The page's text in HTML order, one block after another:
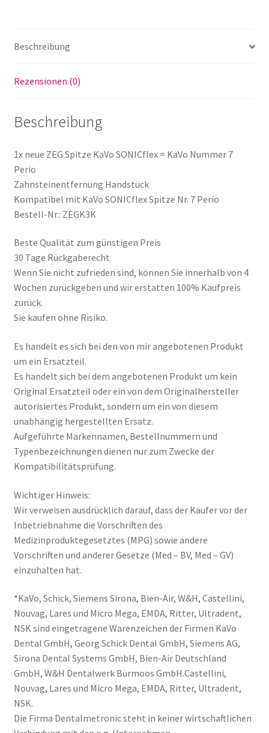
Handstück
Beschreibung
Rezensionen (0)
Beschreibung
1x neue ZEG Spitze KaVo SONICflex = KaVo Nummer 7
Perio
Zahnsteinentfernung Handstück
Kompatibel mit KaVo SONICflex Spitze Nr. 7 Perio
Bestell-Nr.: ZEGK3K
Beste Qualität zum günstigen Preis
30 Tage Rückgaberecht
Wenn Sie nicht zufrieden sind, können Sie innerhalb von 4
Wochen zurückgeben und wir erstatten 100% Kaufpreis
zurück.
Sie kaufen ohne Risiko.
Es handelt es sich bei den von mir angebotenen Produkt
um ein Ersatzteil.
Es handelt sich bei dem angebotenen Produkt um kein
Original Ersatzteil oder ein von dem Originalhersteller
autorisiertes Produkt, sondern um ein von diesem
unabhängig hergestellten Ersatz.
Aufgeführte Markennamen, Bestellnummern und
Typenbezeichnungen dienen nur zum Zwecke der
Kompatibilitätsprüfung.
Wichtiger Hinweis:
Wir verweisen ausdrücklich darauf, dass der Käufer vor der
Inbetriebnahme die Vorschriften des
Medizinproduktegesetztes (MPG) sowie andere
Vorschriften und anderer Gesetze (Med – BV, Med – GV)
einzuhalten hat.
*KaVo, Schick, Siemens Sirona, Bien-Air, W&H, Castellini,
Nouvag, Lares und Micro Mega, EMDA, Ritter, Ultradent,
NSK sind eingetragene Warenzeichen der Firmen KaVo
Dental GmbH, Georg Schick Dental GmbH, Siemens AG,
Sirona Dental Systems GmbH, Bien-Air Deutschland
GmbH, W&H Dentalwerk Bürmoos GmbH.Castellini,
Nouvag, Lares und Micro Mega, EMDA, Ritter, Ultradent,
NSK.
Die Firma Dentalmetronic steht in keiner wirtschaftlichen